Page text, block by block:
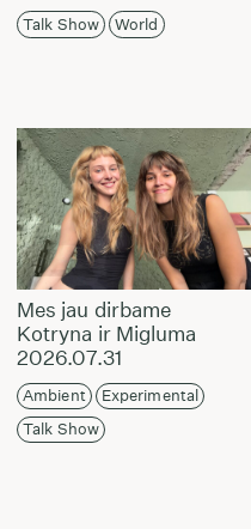
Talk Show World
Mes jau dirbame
Kotryna ir Migluma
2026.07.31
Ambient
Experimental
Talk Show